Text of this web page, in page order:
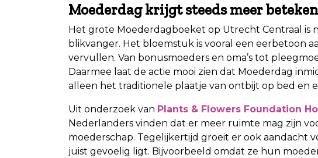
Moederdag krijgt steeds meer
Het grote Moederdagboeket op Utrecht Centraal is
blikvanger. Het bloemstuk is vooral een eerbetoon
vervullen. Van bonusmoeders en oma’s tot
Daarmee laat de actie mooi zien dat Moederdag
alleen het traditionele plaatje van ontbijt op bed en
Uit onderzoek van Plants & Flowers Foundation
Nederlanders vinden dat er meer ruimte mag zijn
moederschap. Tegelijkertijd groeit er ook aandacht
juist gevoelig ligt. Bijvoorbeeld omdat ze hun